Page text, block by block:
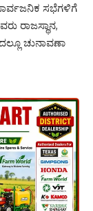
ಸಭೆಗಳಿಗೆ
ರಾಜಸ್ಥಾನ,
ಚುನಾವಣಾ